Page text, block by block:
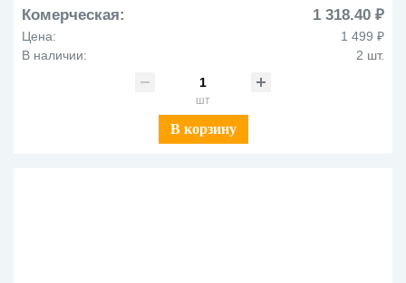
Комерческая: 1 318.40 ₽
Цена:
1 499 ₽
В наличии:
2 шт.
шт
В корзину